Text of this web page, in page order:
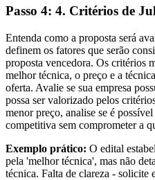
Passo 4: 4. Critérios de
Entenda como a proposta será
definem os fatores que serão
proposta vencedora. Os critérios
melhor técnica, o preço e a
oferta. Avalie se sua empresa
possa ser valorizado pelos
menor preço, analise se é
competitiva sem comprometer a
Exemplo prático: O edital
pela 'melhor técnica', mas não
técnica. Falta de clareza - solicite